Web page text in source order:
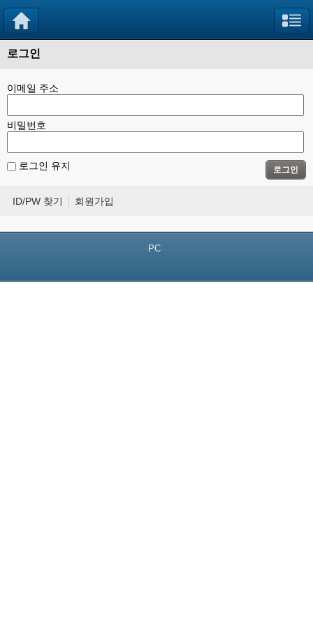
로그인
이메일 주소
비밀번호
로그인 유지 로그인
ID/PW 찾기 회원가입
PC